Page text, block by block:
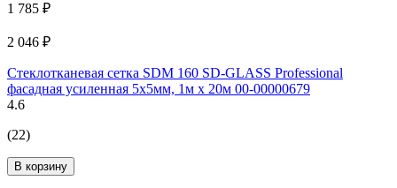
1 785 ₽
2 046 ₽
Стеклотканевая сетка SDM 160 SD-GLASS Professional
фасадная усиленная 5х5мм, 1м х 20м 00-00000679
4.6
(22)
В корзину